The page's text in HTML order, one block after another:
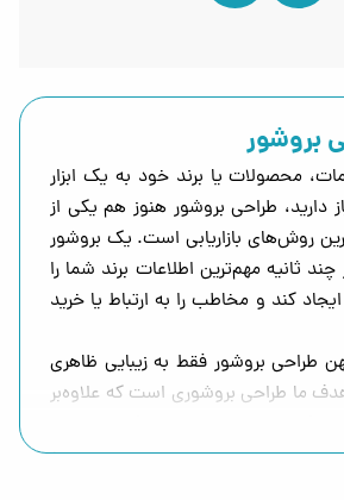
بروشور
محصولات یا برند خود به یک ابزار
دارید، طراحی بروشور هنوز هم یکی از
روش‌های بازاریابی است. یک بروشور
ثانیه مهم‌ترین اطلاعات برند شما را
کند و مخاطب را به ارتباط یا خرید
طراحی بروشور فقط به زیبایی ظاهری
ما طراحی بروشوری است که علاوه‌بر
بهتر خدمات شما، افزایش اعتبار
در تبلیغات هم کاربرد واقعی داشته